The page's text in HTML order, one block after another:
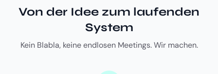
Von der Idee zum laufenden
System
Kein Blabla, keine endlosen Meetings. Wir machen.